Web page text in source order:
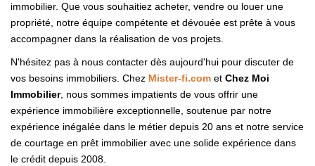
immobilier. Que vous souhaitiez acheter, vendre ou louer une
propriété, notre équipe compétente et dévouée est prête à vous
accompagner dans la réalisation de vos projets.
N'hésitez pas à nous contacter dès aujourd'hui pour discuter de
vos besoins immobiliers. Chez Mister-fi.com et Chez Moi
Immobilier, nous sommes impatients de vous offrir une
expérience immobilière exceptionnelle, soutenue par notre
expérience inégalée dans le métier depuis 20 ans et notre service
de courtage en prêt immobilier avec une solide expérience dans
le crédit depuis 2008.